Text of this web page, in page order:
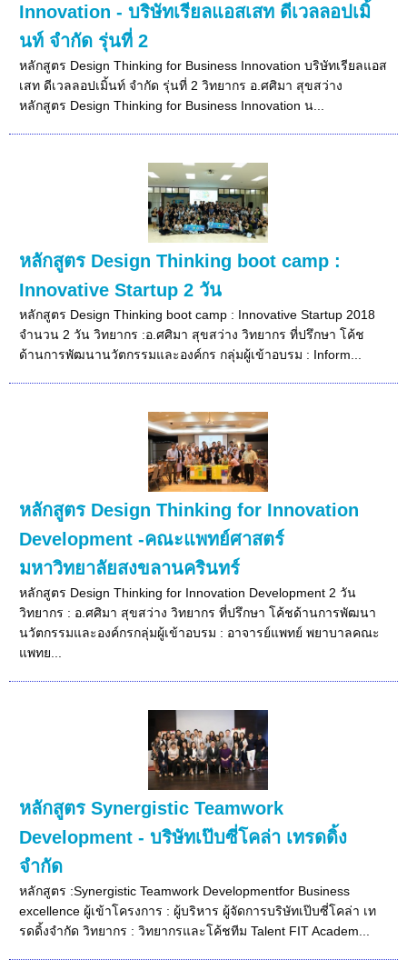
Innovation - บริษัทเรียลแอสเสท ดีเวลลอปเมิ้
นท์ จำกัด รุ่นที่ 2
หลักสูตร Design Thinking for Business Innovation บริษัทเรียลแอส
เสท ดีเวลลอปเมิ้นท์ จำกัด รุ่นที่ 2 วิทยากร อ.ศศิมา สุขสว่าง
หลักสูตร Design Thinking for Business Innovation น...
หลักสูตร Design Thinking boot camp :
Innovative Startup 2 วัน
หลักสูตร Design Thinking boot camp : Innovative Startup 2018
จำนวน 2 วัน วิทยากร :อ.ศศิมา สุขสว่าง วิทยากร ที่ปรึกษา โค้ช
ด้านการพัฒนานวัตกรรมและองค์กร กลุ่มผู้เข้าอบรม : Inform...
หลักสูตร Design Thinking for Innovation
Development -คณะแพทย์ศาสตร์
มหาวิทยาลัยสงขลานครินทร์
หลักสูตร Design Thinking for Innovation Development 2 วัน
วิทยากร : อ.ศศิมา สุขสว่าง วิทยากร ที่ปรึกษา โค้ชด้านการพัฒนา
นวัตกรรมและองค์กรกลุ่มผู้เข้าอบรม : อาจารย์แพทย์ พยาบาลคณะ
แพทย...
หลักสูตร Synergistic Teamwork
Development - บริษัทเป๊บซี่โคล่า เทรดดิ้ง
จำกัด
หลักสูตร :Synergistic Teamwork Developmentfor Business
excellence ผู้เข้าโครงการ : ผู้บริหาร ผู้จัดการบริษัทเป๊บซี่โคล่า เท
รดดิ้งจำกัด วิทยากร : วิทยากรและโค้ชทีม Talent FIT Academ...